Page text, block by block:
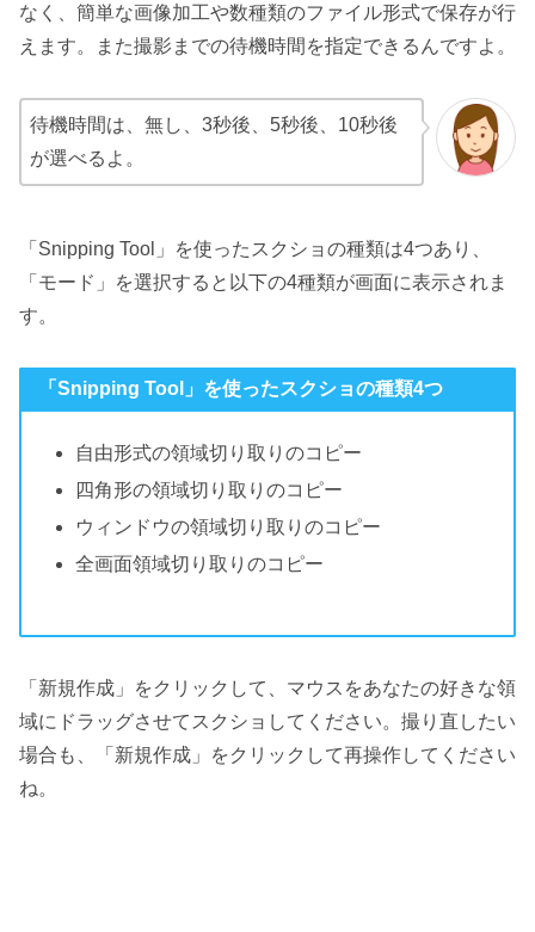
なく、簡単な画像加工や数種類のファイル形式で保存が行
えます。また撮影までの待機時間を指定できるんですよ。
待機時間は、無し、3秒後、5秒後、10秒後
が選べるよ。
「Snipping Tool」を使ったスクショの種類は4つあり、
「モード」を選択すると以下の4種類が画面に表示されま
す。
「Snipping Tool」を使ったスクショの種類4つ
自由形式の領域切り取りのコピー
四角形の領域切り取りのコピー
ウィンドウの領域切り取りのコピー
全画面領域切り取りのコピー
「新規作成」をクリックして、マウスをあなたの好きな領
域にドラッグさせてスクショしてください。撮り直したい
場合も、「新規作成」をクリックして再操作してください
ね。